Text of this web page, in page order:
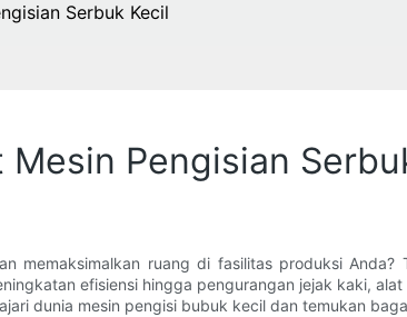
Serbuk Kecil
Pengisian
memaksimalkan ruang di fasilitas produksi
efisiensi hingga pengurangan jejak kaki,
dunia mesin pengisi bubuk kecil dan temukan